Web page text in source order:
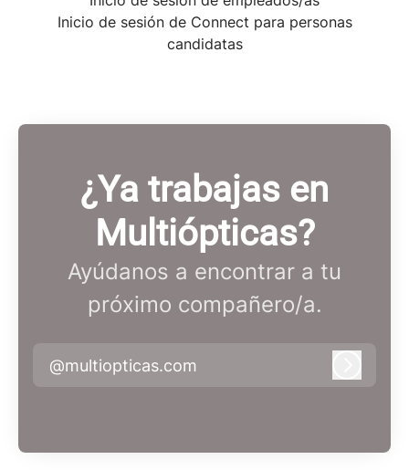
Inicio de sesión de Connect para personas
candidatas
¿Ya trabajas en
Multiópticas?
Ayúdanos a encontrar a tu
próximo compañero/a.
@multiopticas.com